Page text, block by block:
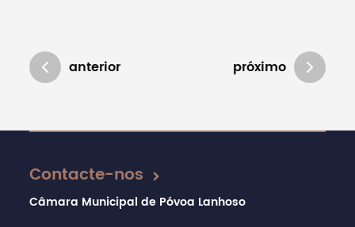
anterior próximo
Atualizado em 01/08/2024
Contacte-nos
Câmara Municipal de Póvoa Lanhoso